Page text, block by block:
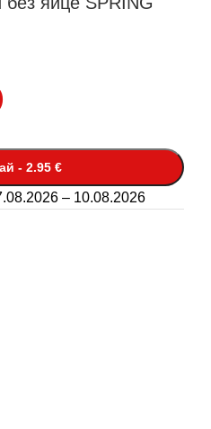
- 2.95 €
– 10.08.2026